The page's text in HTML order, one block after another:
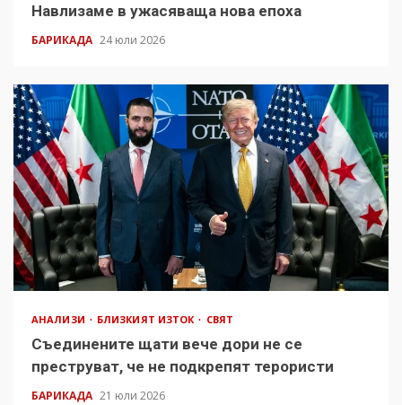
Навлизаме в ужасяваща нова епоха
БАРИКАДА 24 юли 2026
АНАЛИЗИ БЛИЗКИЯТ ИЗТОК СВЯТ
Съединените щати вече дори не се
преструват, че не подкрепят терористи
БАРИКАДА 21 юли 2026